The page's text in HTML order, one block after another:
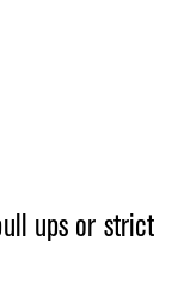
ups or strict